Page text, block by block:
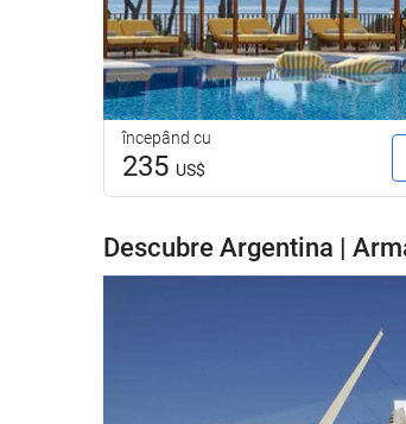
începând cu
235 US$
Descubre Argentina |